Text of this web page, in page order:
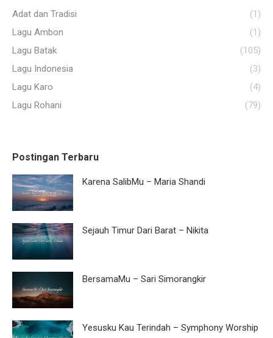
Adat dan Tradisi
(1)
Lagu Ambon
(1)
Lagu Batak
(105)
Lagu Indonesia
(3)
Lagu Karo
(4)
Lagu Rohani
(79)
Postingan Terbaru
Karena SalibMu – Maria Shandi
Sejauh Timur Dari Barat – Nikita
BersamaMu – Sari Simorangkir
Yesusku Kau Terindah – Symphony Worship